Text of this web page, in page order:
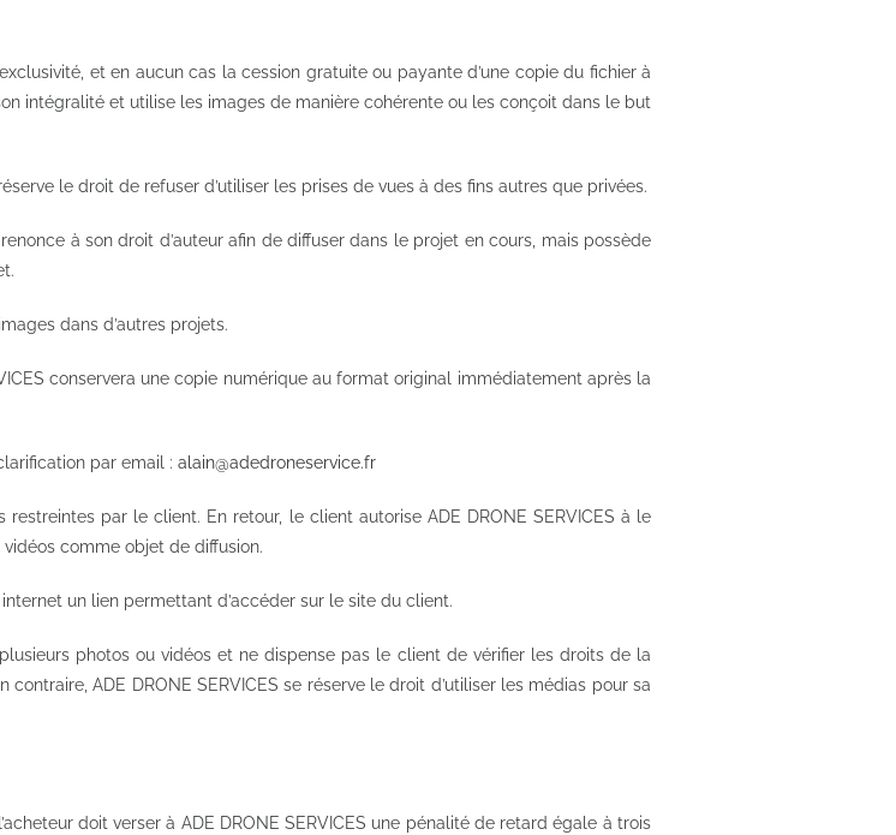
et en aucun cas la cession gratuite ou payante d’une copie du fichier à
intégralité et utilise les images de manière cohérente ou les conçoit dans le but
le droit de refuser d’utiliser les prises de vues à des fins autres que privées.
à son droit d’auteur afin de diffuser dans le projet en cours, mais possède
dans d’autres projets.
conservera une copie numérique au format original immédiatement après la
par email : alain@adedroneservice.fr
par le client. En retour, le client autorise ADE DRONE SERVICES à le
comme objet de diffusion.
un lien permettant d’accéder sur le site du client.
photos ou vidéos et ne dispense pas le client de vérifier les droits de la
ADE DRONE SERVICES se réserve le droit d’utiliser les médias pour sa
doit verser à ADE DRONE SERVICES une pénalité de retard égale à trois